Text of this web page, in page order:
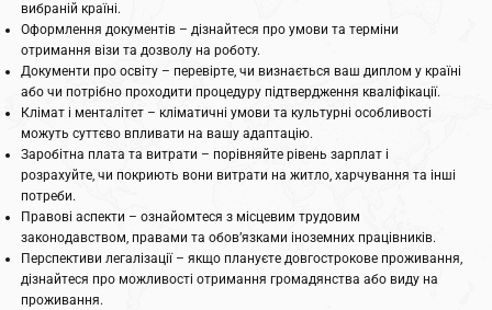
вибраній країні.
Оформлення документів – дізнайтеся про умови та терміни
отримання візи та дозволу на роботу.
Документи про освіту – перевірте, чи визнається ваш диплом у країні
або чи потрібно проходити процедуру підтвердження кваліфікації.
Клімат і менталітет – кліматичні умови та культурні особливості
можуть суттєво впливати на вашу адаптацію.
Заробітна плата та витрати – порівняйте рівень зарплат і
розрахуйте, чи покриють вони витрати на житло, харчування та інші
потреби.
Правові аспекти – ознайомтеся з місцевим трудовим
законодавством, правами та обов’язками іноземних працівників.
Перспективи легалізації – якщо плануєте довгострокове проживання,
дізнайтеся про можливості отримання громадянства або виду на
проживання.